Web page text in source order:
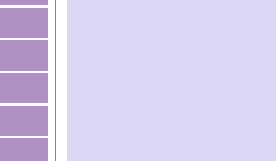
めの
関す
関す
現す
研究
媒プ
性子
ルの
した
カル
発
のた
子変
ラク
ロセ